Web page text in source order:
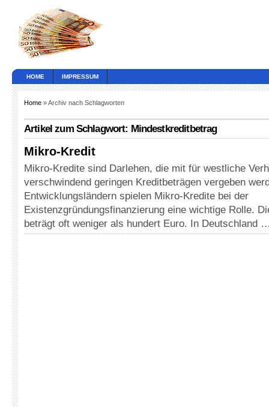
HOME IMPRESSUM
Home » Archiv nach Schlagworten
Artikel zum Schlagwort: Mindestkreditbetrag
Mikro-Kredit
Mikro-Kredite sind Darlehen, die mit für westliche
verschwindend geringen Kreditbeträgen vergeben
Entwicklungsländern spielen Mikro-Kredite bei der
Existenzgründungsfinanzierung eine wichtige Rolle.
beträgt oft weniger als hundert Euro. In Deutschland